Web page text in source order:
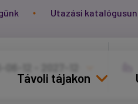
Utazási
Távoli tájakon